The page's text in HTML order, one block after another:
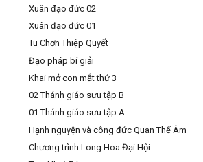
Xuân đạo đức 02
Xuân đạo đức 01
Tu Chơn Thiệp Quyết
Đạo pháp bí giải
Khai mở con mắt thứ 3
02 Thánh giáo sưu tập B
01 Thánh giáo sưu tập A
Hạnh nguyện và công đức Quan Thế Âm
Chương trình Long Hoa Đại Hội